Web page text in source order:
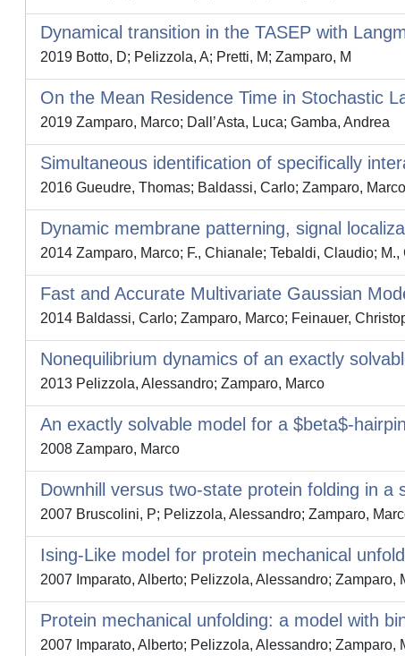
Dynamical transition in the TASEP with
2019 Botto, D; Pelizzola, A; Pretti, M; Zamparo, M
On the Mean Residence Time in Stochastic
2019 Zamparo, Marco; Dall’Asta, Luca; Gamba, Andrea
Simultaneous identification of specifically
2016 Gueudre, Thomas; Baldassi, Carlo; Zamparo,
Dynamic membrane patterning, signal
2014 Zamparo, Marco; F., Chianale; Tebaldi, Claudio;
Fast and Accurate Multivariate Gaussian
2014 Baldassi, Carlo; Zamparo, Marco; Feinauer,
Nonequilibrium dynamics of an exactly
2013 Pelizzola, Alessandro; Zamparo, Marco
An exactly solvable model for a $beta$-
2008 Zamparo, Marco
Downhill versus two-state protein folding in a
2007 Bruscolini, P; Pelizzola, Alessandro; Zamparo,
Ising-Like model for protein mechanical
2007 Imparato, Alberto; Pelizzola, Alessandro; Zamparo,
Protein mechanical unfolding: a model with
2007 Imparato, Alberto; Pelizzola, Alessandro; Zamparo,